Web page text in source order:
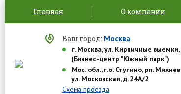
Главная О компании
Ваш город: Москва
г. Москва, ул. Кирпичные выемки,
(Бизнес-центр "Южный парк")
Мос. обл., г.о. Ступино, рп.
ул. Московская, д. 24А/2
Схема проезда